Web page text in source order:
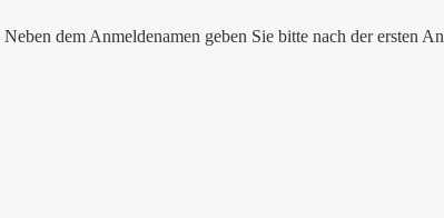
dem Anmeldenamen geben Sie bitte nach der ersten